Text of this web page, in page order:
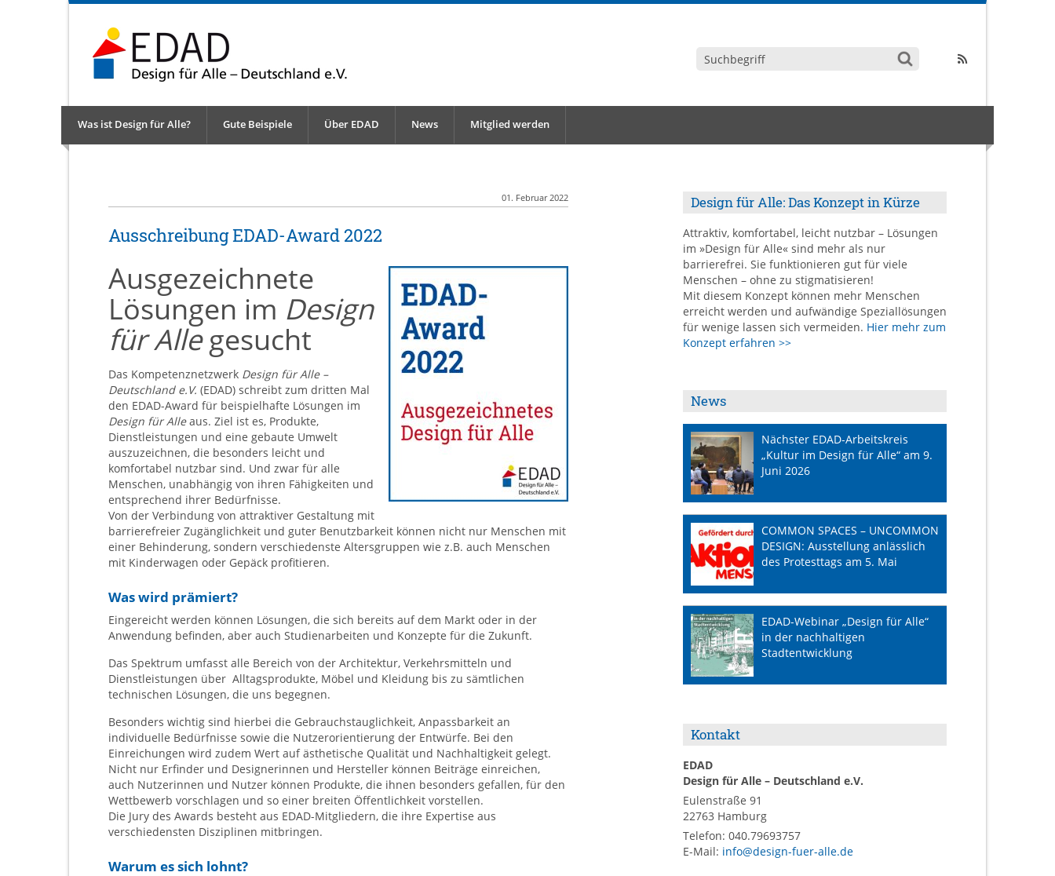
Was ist Design für Alle? Gute Beispiele Über EDAD News Mitglied werden
01. Februar 2022
Ausschreibung EDAD-Award 2022
Ausgezeichnete
Lösungen im Design
für Allegesucht
Das Kompetenznetzwerk Design für Alle –
Deutschland e.V. (EDAD) schreibt zum dritten Mal
den EDAD-Award für beispielhafte Lösungen im
Design für Alleaus. Ziel ist es, Produkte,
Dienstleistungen und eine gebaute Umwelt
auszuzeichnen, die besonders leicht und
komfortabel nutzbar sind. Und zwar für alle
Menschen, unabhängig von ihren Fähigkeiten und
entsprechend ihrer Bedürfnisse.
Von der Verbindung von attraktiver Gestaltung mit
barrierefreier Zugänglichkeit und guter Benutzbarkeit können nicht nur Menschen mit
einer Behinderung, sondern verschiedenste Altersgruppen wie z.B. auch Menschen
mit Kinderwagen oder Gepäck profitieren.
Was wird prämiert?
Eingereicht werden können Lösungen, die sich bereits auf dem Markt oder in der
Anwendung befinden, aber auch Studienarbeiten und Konzepte für die Zukunft.
Das Spektrum umfasst alle Bereich von der Architektur, Verkehrsmitteln und
Dienstleistungen über Alltagsprodukte, Möbel und Kleidung bis zu sämtlichen
technischen Lösungen, die uns begegnen.
Besonders wichtig sind hierbei die Gebrauchstauglichkeit, Anpassbarkeit an
individuelle Bedürfnisse sowie die Nutzerorientierung der Entwürfe. Bei den
Einreichungen wird zudem Wert auf ästhetische Qualität und Nachhaltigkeit gelegt.
Nicht nur Erfinder und Designerinnen und Hersteller können Beiträge einreichen,
auch Nutzerinnen und Nutzer können Produkte, die ihnen besonders gefallen, für den
Wettbewerb vorschlagen und so einer breiten Öffentlichkeit vorstellen.
Die Jury des Awards besteht aus EDAD-Mitgliedern, die ihre Expertise aus
verschiedensten Disziplinen mitbringen.
Warum es sich lohnt?
Design für Alle: Das Konzept in Kürze
Attraktiv, komfortabel, leicht nutzbar – Lösungen
im »Design für Alle« sind mehr als nur
barrierefrei. Sie funktionieren gut für viele
Menschen – ohne zu stigmatisieren!
Mit diesem Konzept können mehr Menschen
erreicht werden und aufwändige Speziallösungen
für wenige lassen sich vermeiden. Hier mehr zum
Konzept erfahren >>
News
Nächster EDAD-Arbeitskreis
„Kultur im Design für Alle“ am 9.
Juni 2026
COMMON SPACES – UNCOMMON
DESIGN: Ausstellung anlässlich
des Protesttags am 5. Mai
EDAD-Webinar „Design für Alle“
in der nachhaltigen
Stadtentwicklung
Kontakt
EDAD
Design für Alle – Deutschland e.V.
Eulenstraße 91
22763 Hamburg
Telefon: 040.79693757
E-Mail: info@design-fuer-alle.de